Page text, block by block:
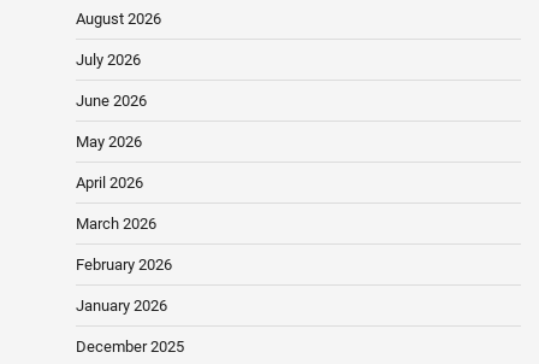
August 2026
July 2026
June 2026
May 2026
April 2026
March 2026
February 2026
January 2026
December 2025